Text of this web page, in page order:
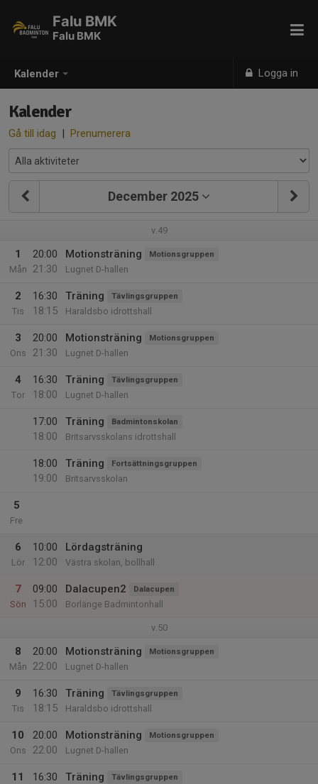
Kalender Logga in
Falu BMK
Falu BMK
Kalender
Gå till idag | Prenumerera
December 2025
v.49
1
Mån
20:00
21:30
Motionsträning Motionsgruppen
Lugnet D-hallen
2
Tis
16:30
18:15
Träning Tävlingsgruppen
Haraldsbo idrottshall
3
Ons
20:00
21:30
Motionsträning Motionsgruppen
Lugnet D-hallen
4
Tor
16:30
18:00
Träning Tävlingsgruppen
Lugnet D-hallen
17:00
18:00
Träning Badmintonskolan
Britsarvsskolans idrottshall
18:00
19:00
Träning Fortsättningsgruppen
Britsarvsskolan
5
Fre
6
Lör
10:00
12:00
Lördagsträning
Västra skolan, bollhall
7
Sön
09:00
15:00
Dalacupen2 Dalacupen
Borlänge Badmintonhall
v.50
8
Mån
20:00
22:00
Motionsträning Motionsgruppen
Lugnet D-hallen
9
Tis
16:30
18:15
Träning Tävlingsgruppen
Haraldsbo idrottshall
10
Ons
20:00
22:00
Motionsträning Motionsgruppen
Lugnet D-hallen
11
16:30
Träning Tävlingsgruppen